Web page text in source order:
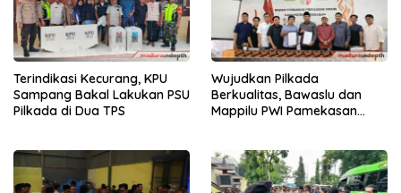
Terindikasi Kecurang, KPU
Sampang Bakal Lakukan PSU
Pilkada di Dua TPS
Wujudkan Pilkada
Berkualitas, Bawaslu dan
Mappilu PWI Pamekasan